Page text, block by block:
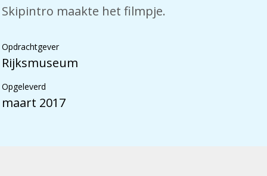
Skipintro maakte het filmpje.
Opdrachtgever
Rijksmuseum
Opgeleverd
maart 2017